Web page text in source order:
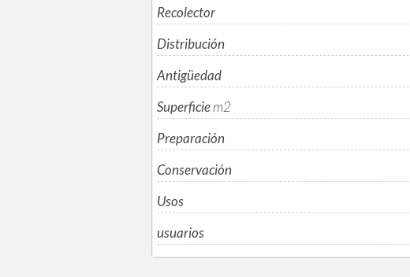
Recolector
Distribución
Antigüedad
Superficiem2
Preparación
Conservación
Usos
usuarios